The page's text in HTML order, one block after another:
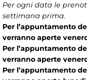
Per ogni data le
settimana prima.
Per l’appuntamento
verranno aperte
Per l’appuntamento
verranno aperte
Per l’appuntamento